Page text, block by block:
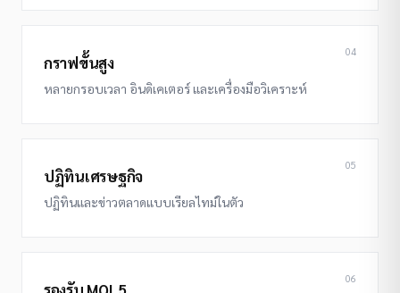
04
กราฟขั้นสูง
หลายกรอบเวลา อินดิเคเตอร์ และเครื่องมือวิเคราะห์
05
ปฏิทินเศรษฐกิจ
ปฏิทินและข่าวตลาดแบบเรียลไทม์ในตัว
06
รองรับ MQL5